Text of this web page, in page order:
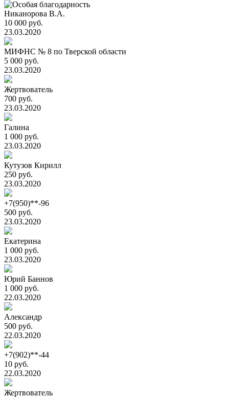
Никанорова В.А.
10 000 руб.
23.03.2020
МИФНС № 8 по Тверской области
5 000 руб.
23.03.2020
Жертвователь
700 руб.
23.03.2020
Галина
1 000 руб.
23.03.2020
Кутузов Кирилл
250 руб.
23.03.2020
+7(950)**-96
500 руб.
23.03.2020
Екатерина
1 000 руб.
23.03.2020
Юрий Баннов
1 000 руб.
22.03.2020
Александр
500 руб.
22.03.2020
+7(902)**-44
10 руб.
22.03.2020
Жертвователь